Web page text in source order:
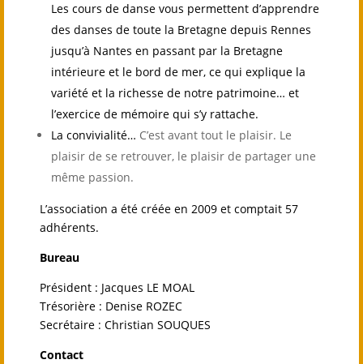
Les cours de danse vous permettent d’apprendre
des danses de toute la Bretagne depuis Rennes
jusqu’à Nantes en passant par la Bretagne
intérieure et le bord de mer, ce qui explique la
variété et la richesse de notre patrimoine… et
l’exercice de mémoire qui s’y rattache.
La convivialité… C’est avant tout le plaisir. Le
plaisir de se retrouver, le plaisir de partager une
même passion.
L’association a été créée en 2009 et comptait 57
adhérents.
Bureau
Président : Jacques LE MOAL
Trésorière : Denise ROZEC
Secrétaire : Christian SOUQUES
Contact